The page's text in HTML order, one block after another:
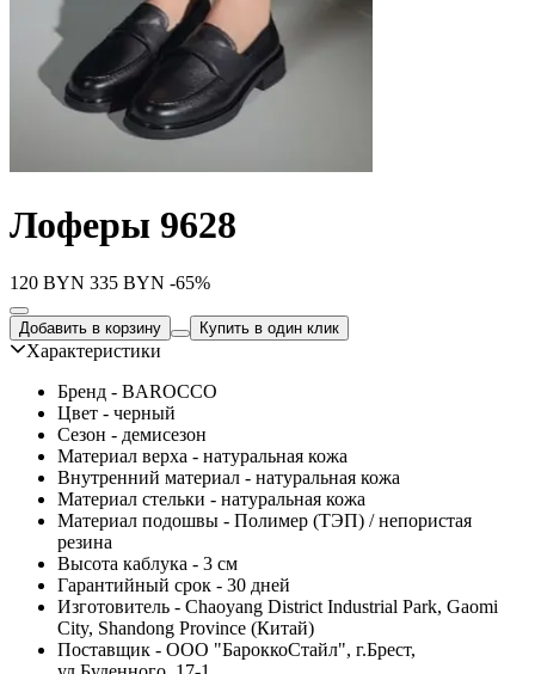
Лоферы 9628
120 BYN 335 BYN -65%
Добавить в корзину Купить в один клик
Характеристики
Бренд - BAROCCO
Цвет - черный
Сезон - демисезон
Материал верха - натуральная кожа
Внутренний материал - натуральная кожа
Материал стельки - натуральная кожа
Материал подошвы - Полимер (ТЭП) / непористая
резина
Высота каблука - 3 см
Гарантийный срок - 30 дней
Изготовитель - Chaoyang District Industrial Park, Gaomi
City, Shandong Province (Китай)
Поставщик - ООО "БароккоСтайл", г.Брест,